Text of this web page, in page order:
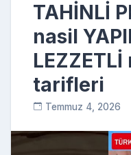
TAHİNLİ
nasil
tarifleri
Temmuz 4, 2026